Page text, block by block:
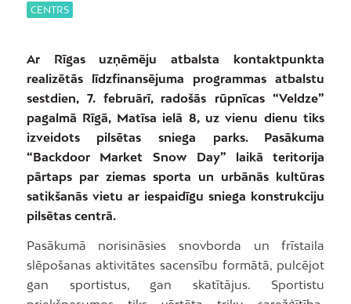
CENTRS
Ar Rīgas uzņēmēju atbalsta kontaktpunkta
realizētās līdzfinansējuma programmas atbalstu
sestdien, 7. februārī, radošās rūpnīcas “Veldze”
pagalmā Rīgā, Matīsa ielā 8, uz vienu dienu tiks
izveidots pilsētas sniega parks. Pasākuma
“Backdoor Market Snow Day” laikā teritorija
pārtaps par ziemas sporta un urbānās kultūras
satikšanās vietu ar iespaidīgu sniega konstrukciju
pilsētas centrā.
Pasākumā norisināsies snovborda un frīstaila
slēpošanas aktivitātes sacensību formātā, pulcējot
gan sportistus, gan skatītājus. Sportistu